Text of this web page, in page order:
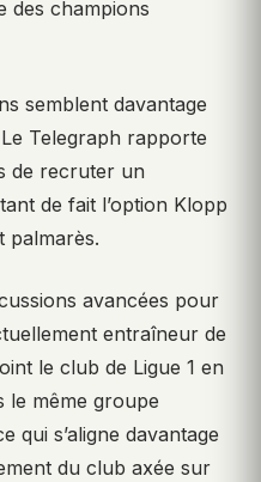
des champions
semblent davantage
Telegraph rapporte
de recruter un
de fait l’option Klopp
palmarès.
avancées pour
entraîneur de
le club de Ligue 1 en
le même groupe
qui s’aligne davantage
du club axée sur